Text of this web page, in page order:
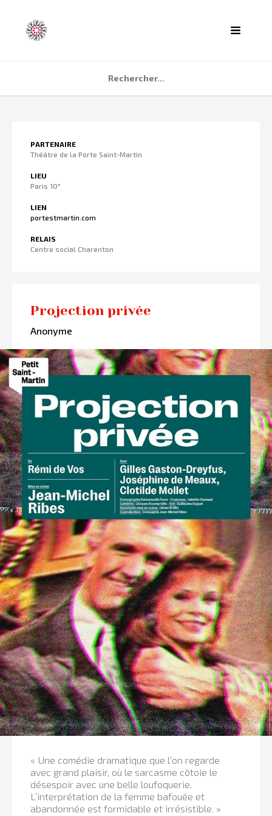
QUI SOMMES NOUS ?
PARTENAIRE
Théâtre de la Porte Saint-Martin
LIEU
Paris 10°
LIEN
portestmartin.com
RELAIS
Centre social Charenton
Projection privée
Anonyme
« Une comédie dramatique que l’on regarde
avec grand plaisir, où le sarcasme côtoie le
désespoir avec une belle loufoquerie.
L’interprétation de la femme bafouée et
abandonnée est formidable et irrésistible. »